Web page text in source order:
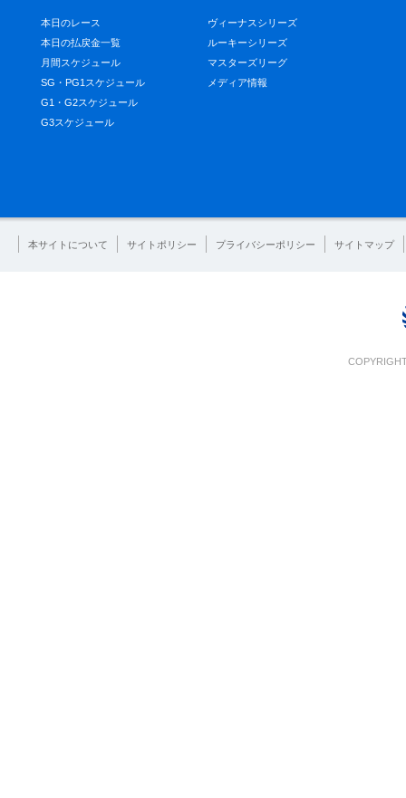
本日のレース
本日の払戻金一覧
月間スケジュール
SG・PG1スケジュール
G1・G2スケジュール
G3スケジュール
ヴィーナスシリーズ
ルーキーシリーズ
マスターズリーグ
メディア情報
本サイトについて サイトポリシー プライバシーポリシー サイトマップ